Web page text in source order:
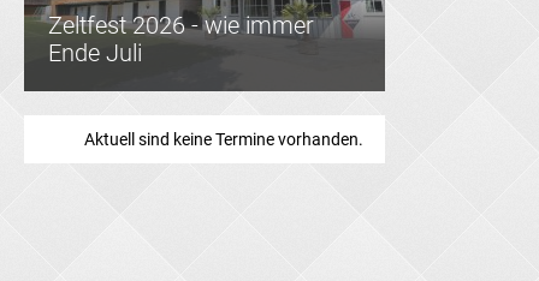
Zeltfest 2026 - wie immer
Ende Juli
Aktuell sind keine Termine vorhanden.